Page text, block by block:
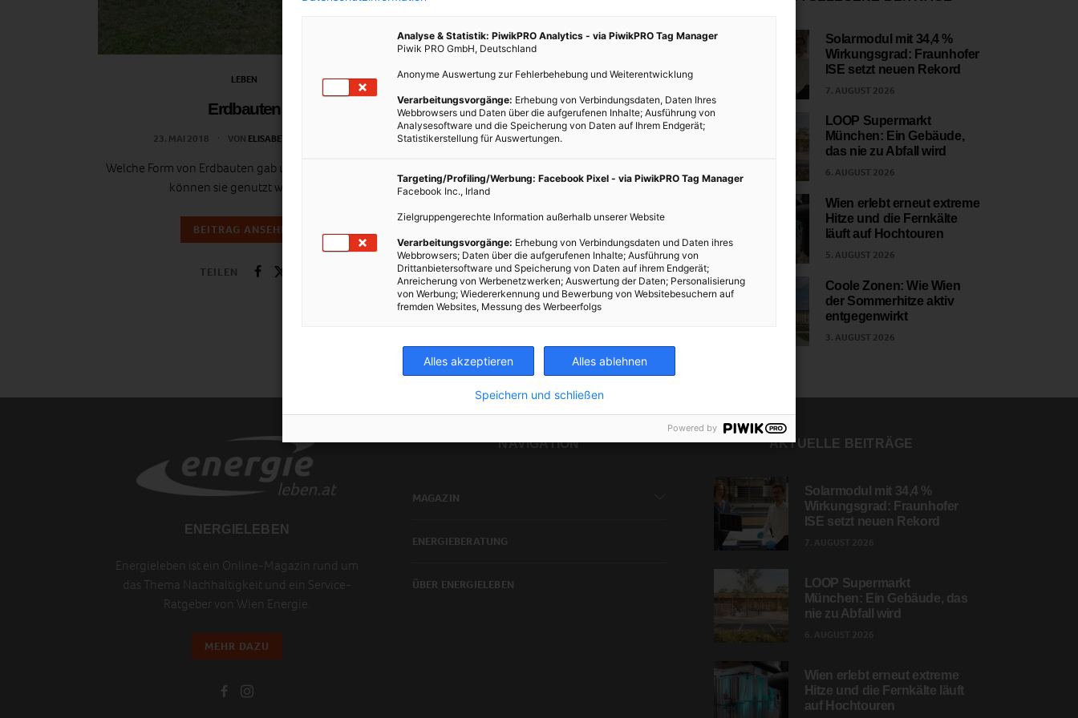
LEBEN
Erdbauten
23. MAI 2018 VON ELISABETH DEMETER
Welche Form von Erdbauten gab und gibt es und wie
können sie genutzt werden?
BEITRAG ANSEHEN
TEILEN
Solarmodul mit 34,4 %
Wirkungsgrad: Fraunhofer
ISE setzt neuen Rekord
7. AUGUST 2026
LOOP Supermarkt
München: Ein Gebäude,
das nie zu Abfall wird
6. AUGUST 2026
Wien erlebt erneut extreme
Hitze und die Fernkälte
läuft auf Hochtouren
5. AUGUST 2026
Coole Zonen: Wie Wien
der Sommerhitze aktiv
entgegenwirkt
3. AUGUST 2026
ENERGIELEBEN
Energieleben ist ein Online-Magazin rund um
das Thema Nachhaltigkeit und ein Service-
Ratgeber von Wien Energie.
MEHR DAZU
NAVIGATION
MAGAZIN
ENERGIEBERATUNG
ÜBER ENERGIELEBEN
AKTUELLE BEITRÄGE
Solarmodul mit 34,4 %
Wirkungsgrad: Fraunhofer
ISE setzt neuen Rekord
LOOP Supermarkt
München: Ein Gebäude, das
nie zu Abfall wird
Wien erlebt erneut extreme
Hitze und die Fernkälte läuft
auf Hochtouren
Analyse & Statistik: PiwikPRO Analytics - via PiwikPRO Tag Manager
Piwik PRO GmbH, Deutschland
Anonyme Auswertung zur Fehlerbehebung und Weiterentwicklung
Verarbeitungsvorgänge: Erhebung von Verbindungsdaten, Daten Ihres
Webbrowsers und Daten über die aufgerufenen Inhalte; Ausführung von
Analysesoftware und die Speicherung von Daten auf Ihrem Endgerät;
Statistikerstellung für Auswertungen.
Targeting/Profiling/Werbung: Facebook Pixel - via PiwikPRO Tag Manager
Facebook Inc., Irland
Zielgruppengerechte Information außerhalb unserer Website
Verarbeitungsvorgänge: Erhebung von Verbindungsdaten und Daten ihres
Webbrowsers; Daten über die aufgerufenen Inhalte; Ausführung von
Drittanbietersoftware und Speicherung von Daten auf ihrem Endgerät;
Anreicherung von Werbenetzwerken; Auswertung der Daten; Personalisierung
von Werbung; Wiedererkennung und Bewerbung von Websitebesuchern auf
fremden Websites, Messung des Werbeerfolgs
Alles akzeptieren Alles ablehnen
Speichern und schließen
Powered by